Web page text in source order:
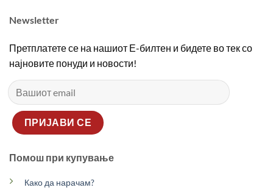
Newsletter
Претплатете се на нашиот Е-билтен и бидете во тек со
најновите понуди и новости!
Помош при купување
Како да нарачам?